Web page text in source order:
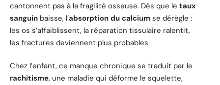
cantonnent pas à la fragilité osseuse. Dès que le taux
sanguin baisse, l’absorption du calcium se dérègle :
les os s’affaiblissent, la réparation tissulaire ralentit,
les fractures deviennent plus probables.
Chez l’enfant, ce manque chronique se traduit par le
rachitisme, une maladie qui déforme le squelette,